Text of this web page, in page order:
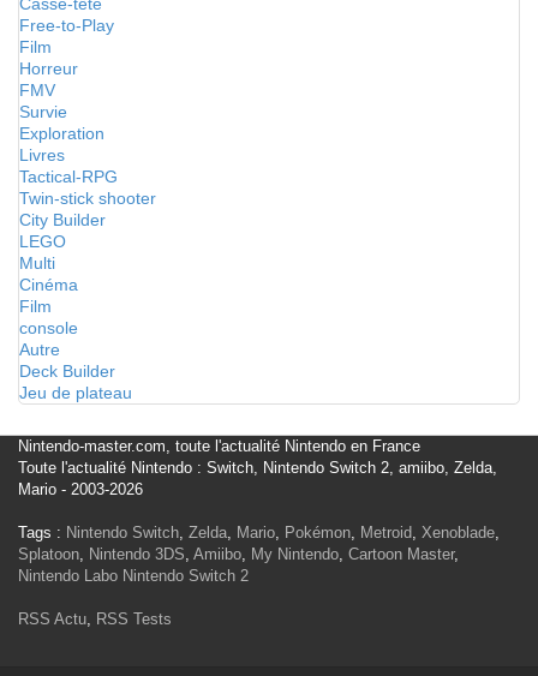
Free-to-Play
Film
Horreur
FMV
Survie
Exploration
Livres
Tactical-RPG
Twin-stick shooter
City Builder
LEGO
Multi
Cinéma
Film
console
Autre
Deck Builder
Jeu de plateau
Nintendo-master.com, toute l'actualité Nintendo en France
Toute l'actualité Nintendo : Switch, Nintendo Switch 2, amiibo, Zelda,
Mario - 2003-2026
Tags : Nintendo Switch, Zelda, Mario, Pokémon, Metroid, Xenoblade,
Splatoon, Nintendo 3DS, Amiibo, My Nintendo, Cartoon Master,
Nintendo Labo Nintendo Switch 2
RSS Actu, RSS Tests